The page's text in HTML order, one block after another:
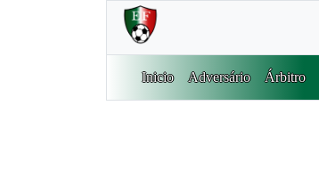
Inicio Adversário Árbitro